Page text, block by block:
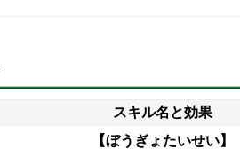
スキル名と効果
【ぼうぎょたいせい】